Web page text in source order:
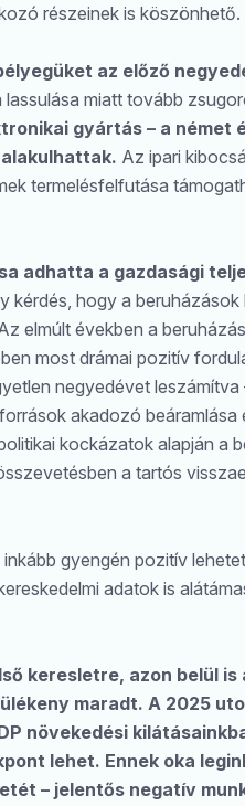
részeinek is köszönhető.
az előző
miatt tovább
gyártás – a német
Az ipari
termelésfelfutása
adhatta a gazdasági
kérdés, hogy a
elmúlt években a
most drámai pozitív
negyedévet leszámítva
akadozó beáramlása
kockázatok alapján a
a tartós
gyengén pozitív
adatok is
keresletre, azon belül
maradt. A 2025
növekedési
lehet. Ennek oka
– jelentős negatív